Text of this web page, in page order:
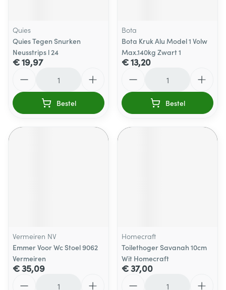
Quies
Quies Tegen Snurken
Neusstrips l 24
€ 19,97
Bestel
Bota
Bota Kruk Alu Model 1 Volw
Max.140kg Zwart 1
€ 13,20
Bestel
Vermeiren NV
Emmer Voor Wc Stoel 9062
Vermeiren
€ 35,09
Homecraft
Toilethoger Savanah 10cm
Wit Homecraft
€ 37,00